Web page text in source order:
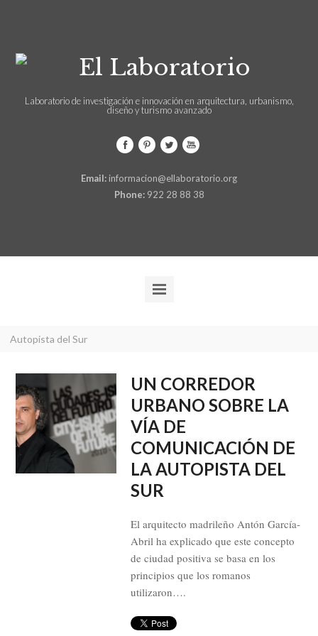
Laboratorio de investigación e innovación en arquitectura, urbanismo,
diseño y turismo avanzado
Email: informacion@ellaboratorio.org
Phone:922 28 88 38
Autopista del Sur
UN CORREDOR
URBANO SOBRE LA
VÍA DE
COMUNICACIÓN DE
LA AUTOPISTA DEL
SUR
El arquitecto madrileño Antón García-
Abril ha explicado que este concepto
de ciudad positiva se basa en los
principios que los romanos
utilizaron….